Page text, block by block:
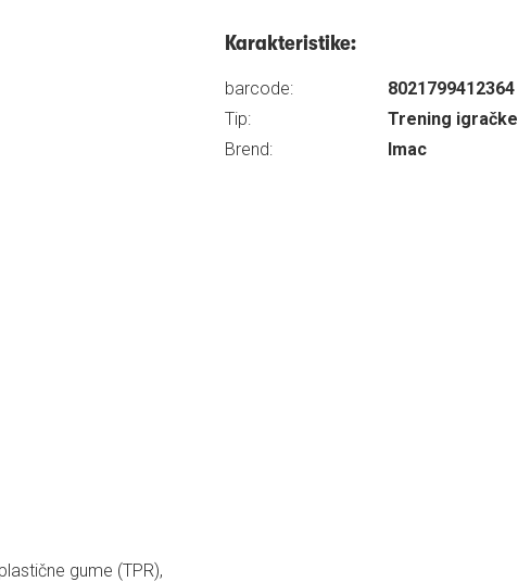
gume (TPR),
Karakteristike:
barcode:
8021799412364
Tip:
Trening igračke
Brend:
Imac